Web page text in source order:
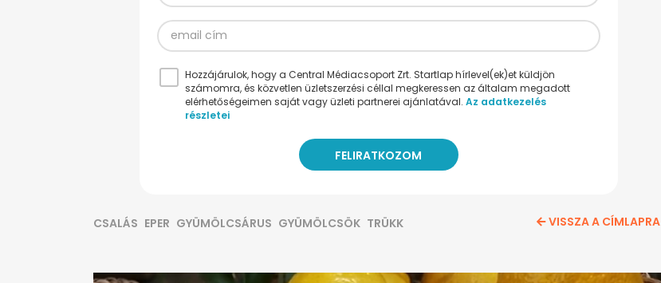
Hozzájárulok, hogy a Central Médiacsoport Zrt. Startlap hírlevel(ek)et küldjön
számomra, és közvetlen üzletszerzési céllal megkeressen az általam megadott
elérhetőségeimen saját vagy üzleti partnerei ajánlatával. Az adatkezelés
részletei
CSALÁS EPER GYÜMÖLCSÁRUS GYÜMÖLCSÖK TRÜKK VISSZA A CÍMLAPRA